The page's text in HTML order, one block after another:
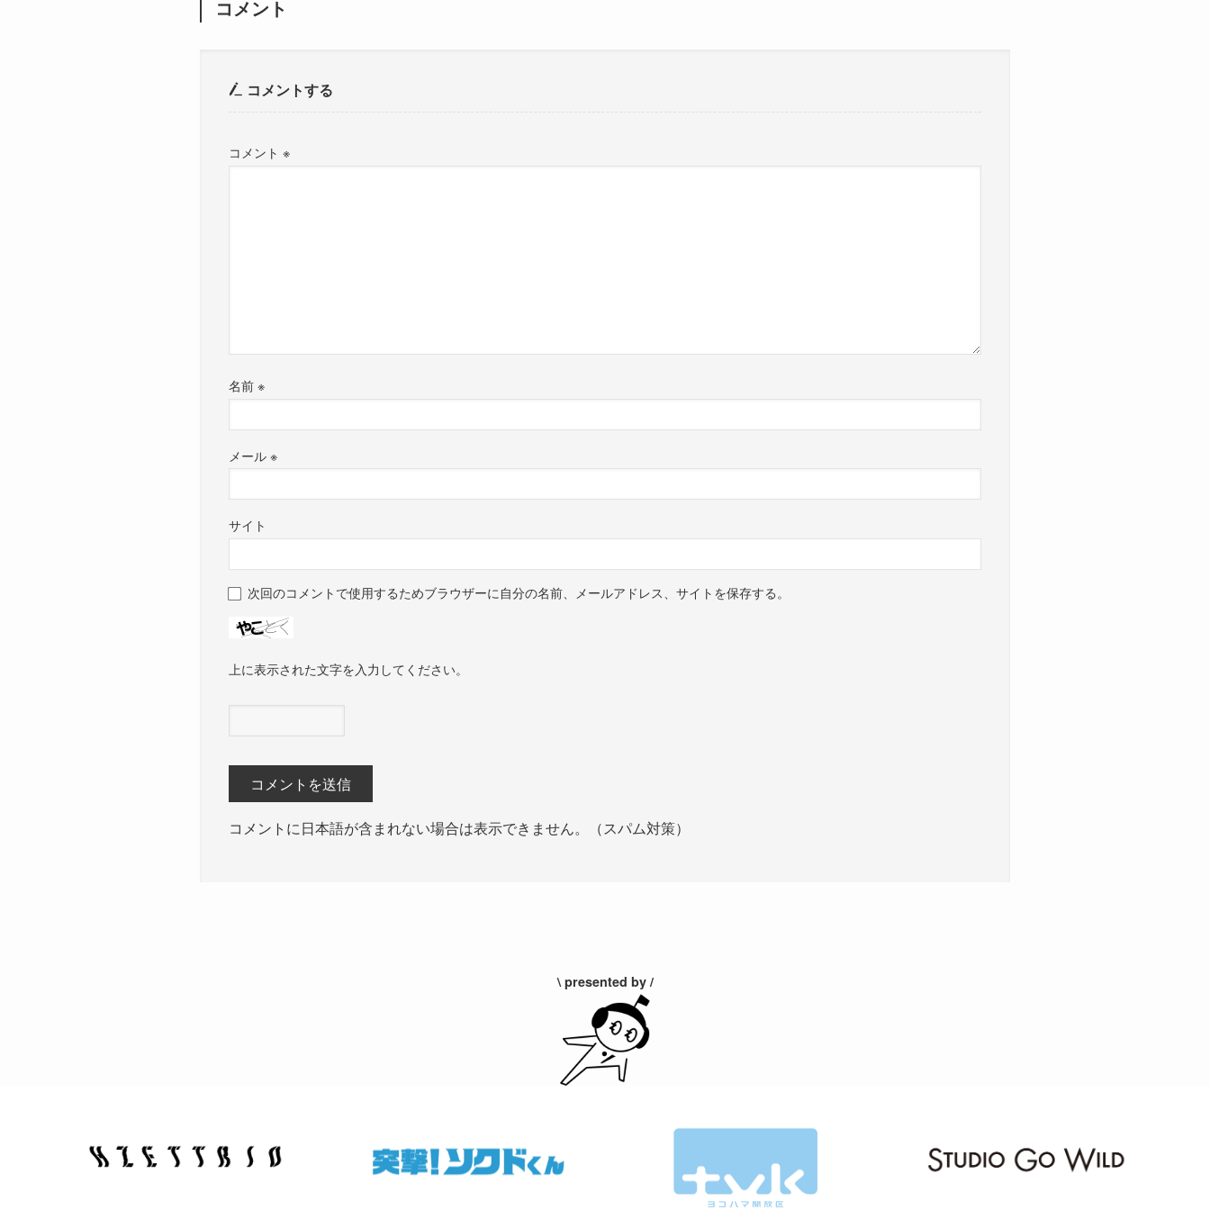
コメント
コメントする
コメント ※
名前※
メール※
サイト
次回のコメントで使用するためブラウザーに自分の名前、メールアドレス、サイトを保存する。
上に表示された文字を入力してください。
コメントに日本語が含まれない場合は表示できません。（スパム対策）
\ presented by /